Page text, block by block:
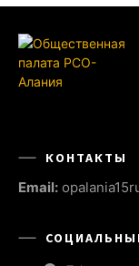
КОНТАКТЫ
Email: